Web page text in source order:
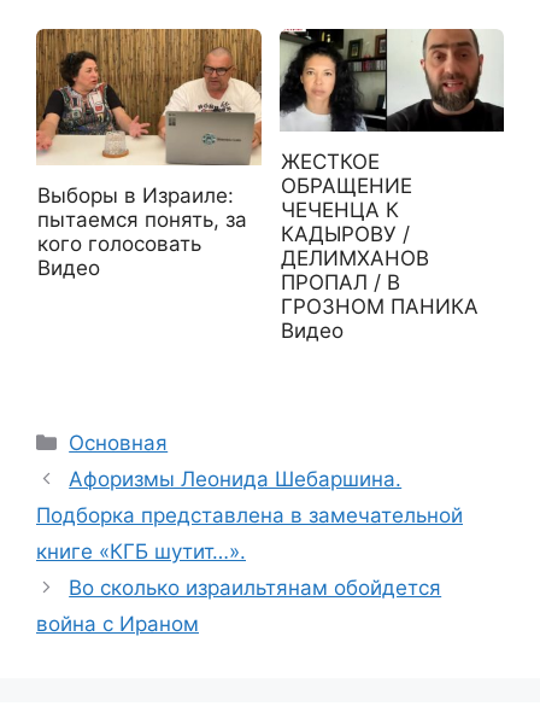
Выборы в Израиле:
пытаемся понять, за
кого голосовать
Видео
ЖЕСТКОЕ
ОБРАЩЕНИЕ
ЧЕЧЕНЦА К
КАДЫРОВУ /
ДЕЛИМХАНОВ
ПРОПАЛ / В
ГРОЗНОМ ПАНИКА
Видео
Рубрики
Основная
Aфоризмы Леонида Шебаршина.
Подборка представлена в замечательной
книге «КГБ шутит…».
Во сколько израильтянам обойдется
война с Ираном